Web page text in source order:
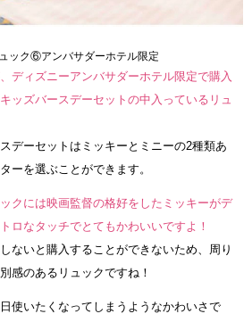
ック⑥アンバサダーホテル限定
ディズニーアンバサダーホテル限定で購入
ッズバースデーセットの中入っているリュ
デーセットはミッキーとミニーの2種類あ
ーを選ぶことができます。
クには映画監督の格好をしたミッキーがデ
ロなタッチでとてもかわいいですよ！
ないと購入することができないため、周り
感のあるリュックですね！
使いたくなってしまうようなかわいさで